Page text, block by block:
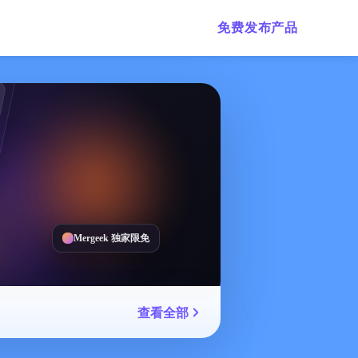
免费发布产品
Mergeek 独家限免
查看全部